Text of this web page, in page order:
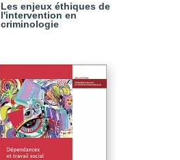
Les enjeux éthiques de
l'intervention en
criminologie